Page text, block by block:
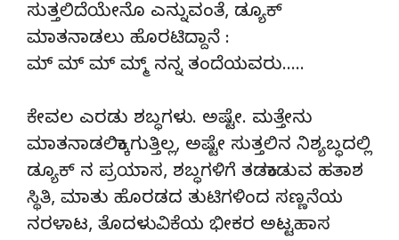
ಸುತ್ತಲಿದೆಯೇನೊ ಎನ್ನುವಂತೆ, ಡ್ಯೂಕ್
ಮಾತನಾಡಲು ಹೊರಟಿದ್ದಾನೆ :
ಮ್ ಮ್ ಮ್ ಮ್ಮ್ ನನ್ನ ತಂದೆಯವರು…..
ಕೇವಲ ಎರಡು ಶಬ್ಧಗಳು. ಅಷ್ಟೇ. ಮತ್ತೇನು
ಮಾತನಾಡಲಿಕ್ಕಾಗುತ್ತಿಲ್ಲ, ಅಷ್ಟೇ ಸುತ್ತಲಿನ ನಿಶ್ಯಬ್ಧದಲ್ಲಿ
ಡ್ಯೂಕ್ ನ ಪ್ರಯಾಸ, ಶಬ್ಧಗಳಿಗೆ ತಡಕಾಡುವ ಹತಾಶ
ಸ್ಥಿತಿ, ಮಾತು ಹೊರಡದ ತುಟಿಗಳಿಂದ ಸಣ್ಣನೆಯ
ನರಳಾಟ, ತೊದಳುವಿಕೆಯ ಭೀಕರ ಅಟ್ಟಹಾಸ